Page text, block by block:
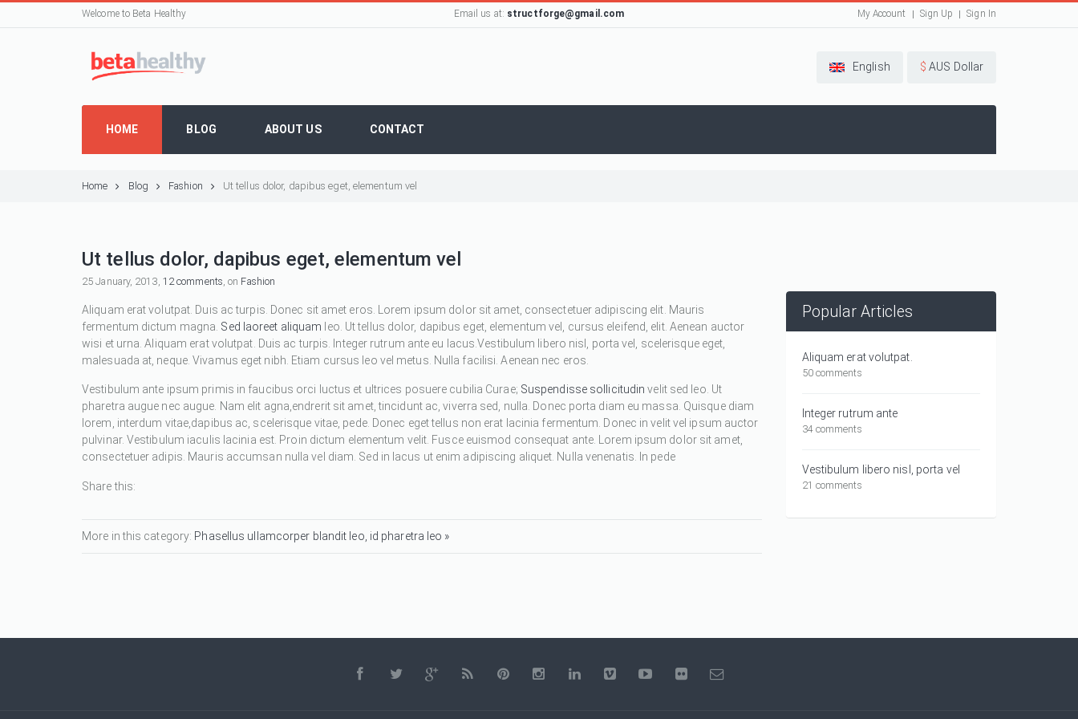
Welcome to Beta Healthy Email us at: structforge@gmail.com My Account Sign Up Sign In
English $ AUS Dollar
HOME BLOG ABOUT US CONTACT
Home Blog Fashion Ut tellus dolor, dapibus eget, elementum vel
Ut tellus dolor, dapibus eget, elementum vel
25 January, 2013, 12 comments, on Fashion
Aliquam erat volutpat. Duis ac turpis. Donec sit amet eros. Lorem ipsum dolor sit amet, consectetuer adipiscing elit. Mauris
fermentum dictum magna. Sed laoreet aliquam leo. Ut tellus dolor, dapibus eget, elementum vel, cursus eleifend, elit. Aenean auctor
wisi et urna. Aliquam erat volutpat. Duis ac turpis. Integer rutrum ante eu lacus.Vestibulum libero nisl, porta vel, scelerisque eget,
malesuada at, neque. Vivamus eget nibh. Etiam cursus leo vel metus. Nulla facilisi. Aenean nec eros.
Vestibulum ante ipsum primis in faucibus orci luctus et ultrices posuere cubilia Curae; Suspendisse sollicitudin velit sed leo. Ut
pharetra augue nec augue. Nam elit agna,endrerit sit amet, tincidunt ac, viverra sed, nulla. Donec porta diam eu massa. Quisque diam
lorem, interdum vitae,dapibus ac, scelerisque vitae, pede. Donec eget tellus non erat lacinia fermentum. Donec in velit vel ipsum auctor
pulvinar. Vestibulum iaculis lacinia est. Proin dictum elementum velit. Fusce euismod consequat ante. Lorem ipsum dolor sit amet,
consectetuer adipis. Mauris accumsan nulla vel diam. Sed in lacus ut enim adipiscing aliquet. Nulla venenatis. In pede
Share this:
More in this category: Phasellus ullamcorper blandit leo, id pharetra leo »
Popular Articles
Aliquam erat volutpat.
50 comments
Integer rutrum ante
34 comments
Vestibulum libero nisl, porta vel
21 comments